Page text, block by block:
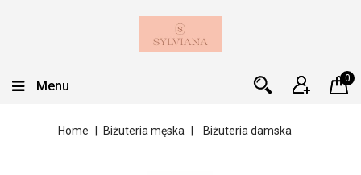
0
Menu
Home Biżuteria męska Biżuteria damska